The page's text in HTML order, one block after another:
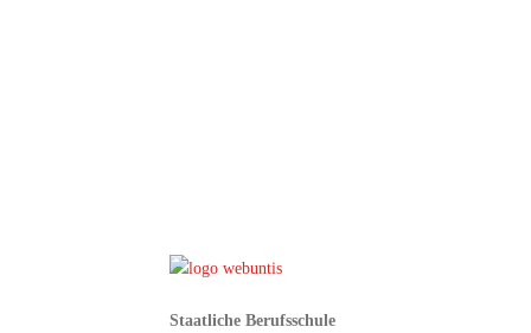
Staatliche Berufsschule